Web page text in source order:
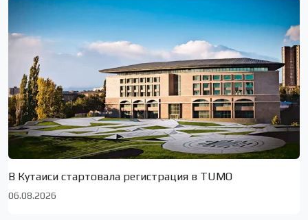
В Кутаиси стартовала регистрация в TUMO
06.08.2026